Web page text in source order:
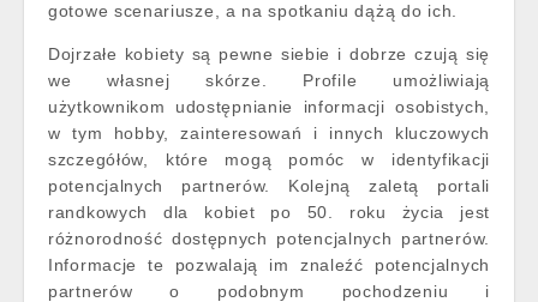
gotowe scenariusze, a na spotkaniu dążą do ich.
Dojrzałe kobiety są pewne siebie i dobrze czują się
we własnej skórze. Profile umożliwiają
użytkownikom udostępnianie informacji osobistych,
w tym hobby, zainteresowań i innych kluczowych
szczegółów, które mogą pomóc w identyfikacji
potencjalnych partnerów. Kolejną zaletą portali
randkowych dla kobiet po 50. roku życia jest
różnorodność dostępnych potencjalnych partnerów.
Informacje te pozwalają im znaleźć potencjalnych
partnerów o podobnym pochodzeniu i